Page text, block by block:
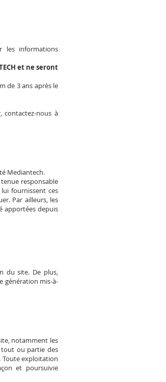
les informations
et ne seront
de 3 ans après le
contactez-nous à
Mediantech.
responsable
fournissent ces
Par ailleurs, les
apportées depuis
du site. De plus,
génération mis-à-
notamment les
tout ou partie des
Toute exploitation
et poursuivie